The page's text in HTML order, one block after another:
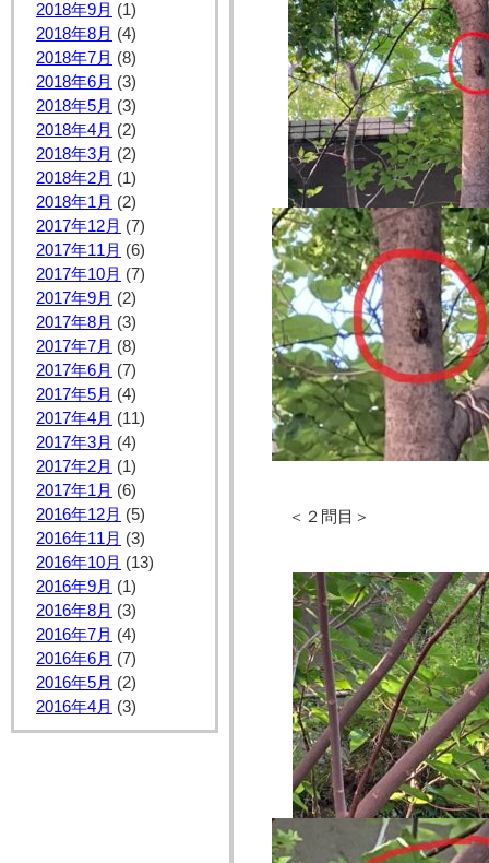
2018年9月 (1)
2018年8月 (4)
2018年7月 (8)
2018年6月 (3)
2018年5月 (3)
2018年4月 (2)
2018年3月 (2)
2018年2月 (1)
2018年1月 (2)
2017年12月 (7)
2017年11月 (6)
2017年10月 (7)
2017年9月 (2)
2017年8月 (3)
2017年7月 (8)
2017年6月 (7)
2017年5月 (4)
2017年4月 (11)
2017年3月 (4)
2017年2月 (1)
2017年1月 (6)
2016年12月 (5)
2016年11月 (3)
2016年10月 (13)
2016年9月 (1)
2016年8月 (3)
2016年7月 (4)
2016年6月 (7)
2016年5月 (2)
2016年4月 (3)
＜２問目＞